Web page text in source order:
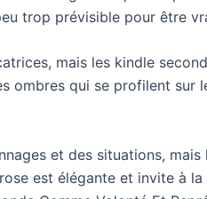
trop prévisible pour être
mais les kindle
ombres qui se profilent sur
et des situations,
est élégante et invite à